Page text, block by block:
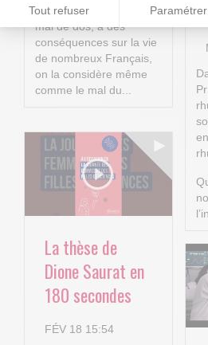
Tout refuser Paramétrer
Axeptio consent
Plateforme de Gestion du
Notre plateforme vous permet
communément appelée
mal de dos, a des
conséquences sur la vie
de nombreux Français,
on la considère même
comme le mal du...
La thèse de
Dione Saurat en
180 secondes
FÉV 18 15:54